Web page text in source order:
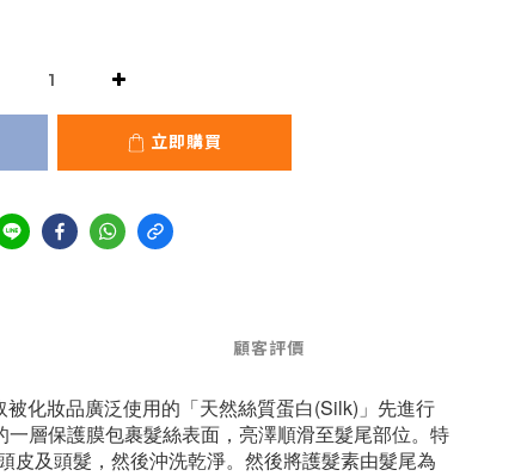
立即購買
顧客評價
化妝品廣泛使用的「天然絲質蛋白(Silk)」先進行
層保護膜包裹髮絲表面，亮澤順滑至髮尾部位。特
及頭髮，然後沖洗乾淨。然後將護髮素由髮尾為